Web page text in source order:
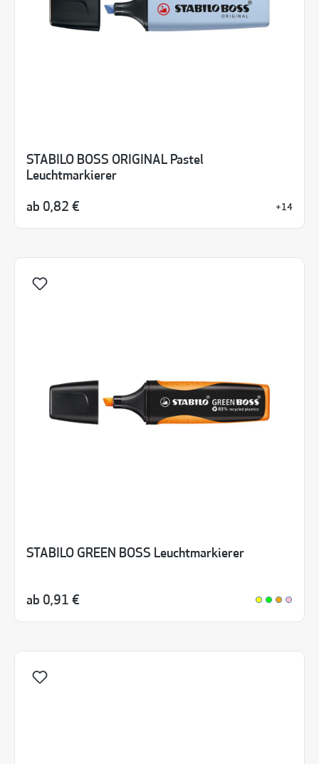
STABILO BOSS ORIGINAL Pastel
Leuchtmarkierer
ab 0,82 € +14
STABILO GREEN BOSS Leuchtmarkierer
ab 0,91 €